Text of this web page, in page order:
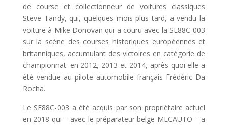
de course et collectionneur de voitures classiques
Steve Tandy, qui, quelques mois plus tard, a vendu la
voiture à Mike Donovan qui a couru avec la SE88C-003
sur la scène des courses historiques européennes et
britanniques, accumulant des victoires en catégorie de
championnat. en 2012, 2013 et 2014, après quoi elle a
été vendue au pilote automobile français Frédéric Da
Rocha.
Le SE88C-003 a été acquis par son propriétaire actuel
en 2018 qui – avec le préparateur belge MECAUTO – a